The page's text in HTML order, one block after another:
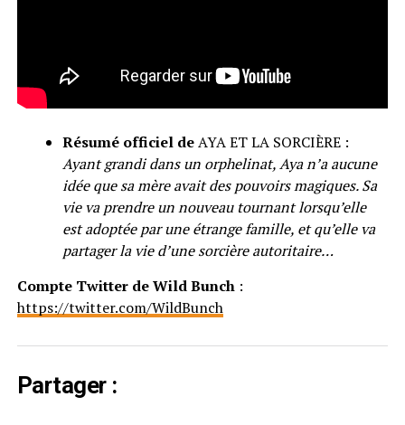
Résumé officiel deAYA ET LA SORCIÈRE :
Ayant grandi dans un orphelinat, Aya n’a aucune
idée que sa mère avait des pouvoirs magiques. Sa
vie va prendre un nouveau tournant lorsqu’elle
est adoptée par une étrange famille, et qu’elle va
partager la vie d’une sorcière autoritaire…
Compte Twitter de Wild Bunch :
https://twitter.com/WildBunch
Partager :